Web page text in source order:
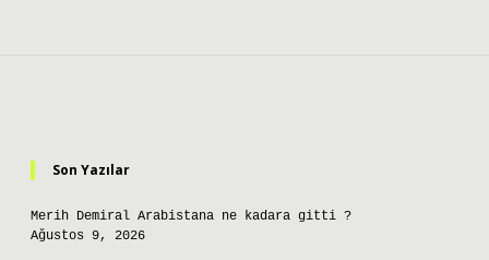
Son Yazılar
Merih Demiral Arabistana ne kadara gitti ?
Ağustos 9, 2026